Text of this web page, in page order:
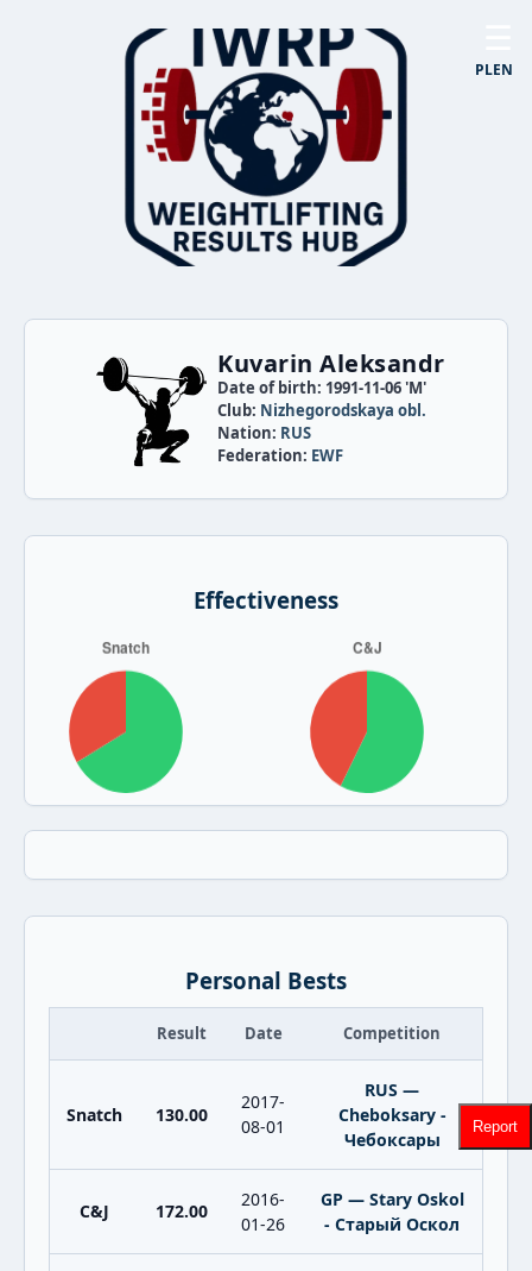
PLEN
Kuvarin Aleksandr
Date of birth: 1991-11-06 'M'
Club: Nizhegorodskaya obl.
Nation: RUS
Federation: EWF
Effectiveness
Personal Bests
Result Date Competition
Snatch 130.00
2017-
08-01
RUS —
Cheboksary -
Чебоксары
C&J 172.00
2016-
01-26
GP — Stary Oskol
- Старый Оскол
Report